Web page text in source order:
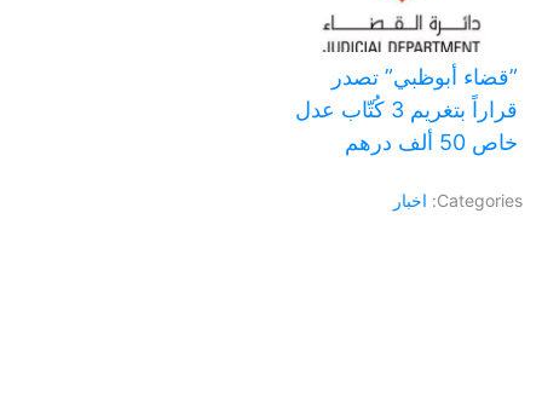
‏”قضاء أبوظبي” تصدر
قراراً بتغريم 3 كُتّاب عدل
خاص 50 ألف درهم
Categories: اخبار